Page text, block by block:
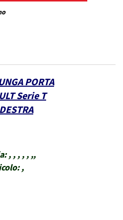
PORTA
Serie T
DESTRA
, , , , , ,,
,